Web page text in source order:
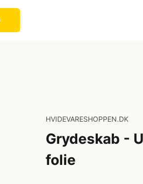
HVIDEVARESHOPPEN.DK
Grydeskab -
folie